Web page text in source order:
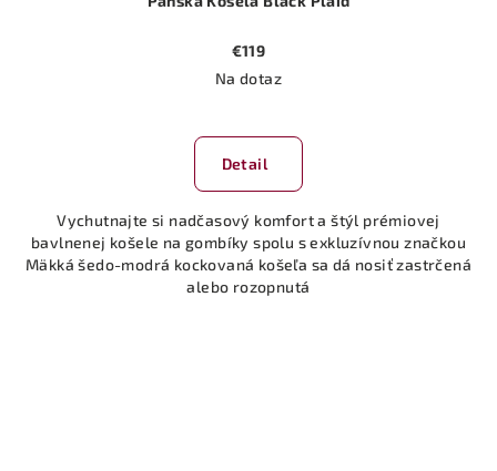
€119
Na dotaz
Detail
Vychutnajte si nadčasový komfort a štýl prémiovej
bavlnenej košele na gombíky spolu s exkluzívnou značkou
Mäkká šedo-modrá kockovaná košeľa sa dá nosiť zastrčená
alebo rozopnutá